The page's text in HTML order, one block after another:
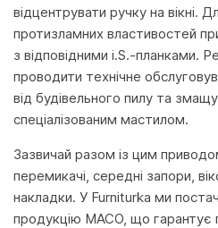
відцентрувати ручку на вікні.
протизламних властивостей
з відповідними i.S.-планками.
проводити технічне
від будівельного пилу та
спеціалізованим мастилом.
Зазвичай разом із цим
перемикачі, середні запори,
накладки. У Furniturka ми
продукцію MACO, що гарантує